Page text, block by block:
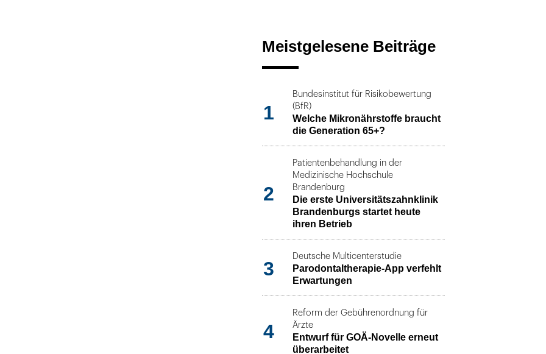
Meistgelesene Beiträge
1
Bundesinstitut für Risikobewertung
(BfR)
Welche Mikronährstoffe braucht
die Generation 65+?
2
Patientenbehandlung in der
Medizinische Hochschule
Brandenburg
Die erste Universitätszahnklinik
Brandenburgs startet heute
ihren Betrieb
3
Deutsche Multicenterstudie
Parodontaltherapie-App verfehlt
Erwartungen
4
Reform der Gebührenordnung für
Ärzte
Entwurf für GOÄ-Novelle erneut
überarbeitet